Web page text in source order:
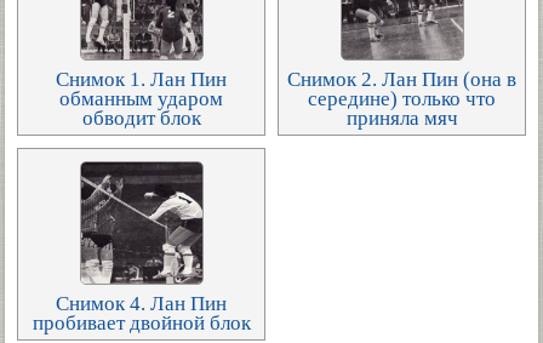
Снимок 1. Лан Пин
обманным ударом
обводит блок
Снимок 2. Лан Пин (она в
середине) только что
приняла мяч
Снимок 4. Лан Пин
пробивает двойной блок